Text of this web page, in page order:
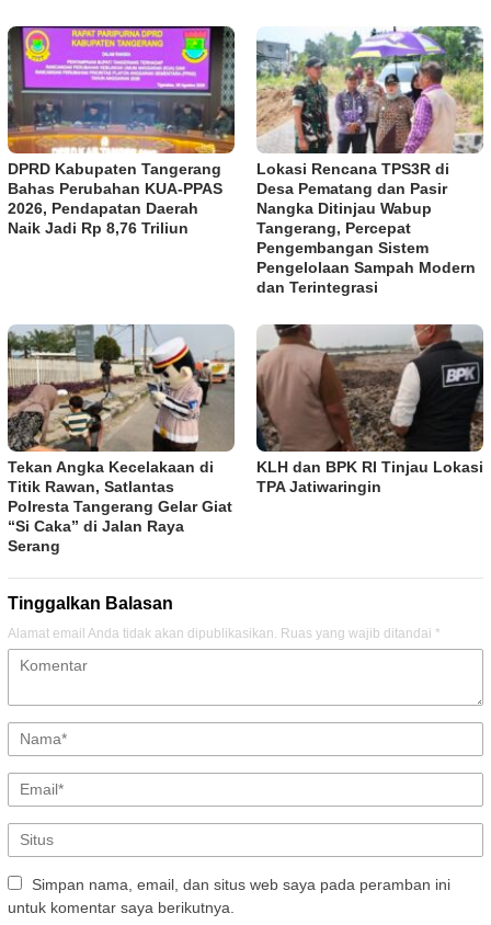
DPRD Kabupaten Tangerang
Bahas Perubahan KUA-PPAS
2026, Pendapatan Daerah
Naik Jadi Rp 8,76 Triliun
Lokasi Rencana TPS3R di
Desa Pematang dan Pasir
Nangka Ditinjau Wabup
Tangerang, Percepat
Pengembangan Sistem
Pengelolaan Sampah Modern
dan Terintegrasi
Tekan Angka Kecelakaan di
Titik Rawan, Satlantas
Polresta Tangerang Gelar Giat
“Si Caka” di Jalan Raya
Serang
KLH dan BPK RI Tinjau Lokasi
TPA Jatiwaringin
Tinggalkan Balasan
Alamat email Anda tidak akan dipublikasikan. Ruas yang wajib ditandai *
Simpan nama, email, dan situs web saya pada peramban ini
untuk komentar saya berikutnya.